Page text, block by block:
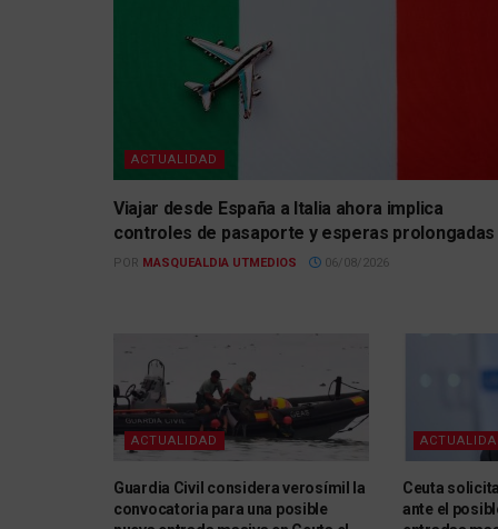
ACTUALIDAD
Viajar desde España a Italia ahora implica
controles de pasaporte y esperas prolongadas
POR MASQUEALDIA UTMEDIOS 06/08/2026
ACTUALIDAD
Guardia Civil considera verosímil la
convocatoria para una posible
Ceuta
ante el